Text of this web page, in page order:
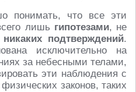
понимать, что все эти
лишь гипотезами, не
никаких подтверждений.
исключительно на
за небесными телами,
эти наблюдения с
законов, таких